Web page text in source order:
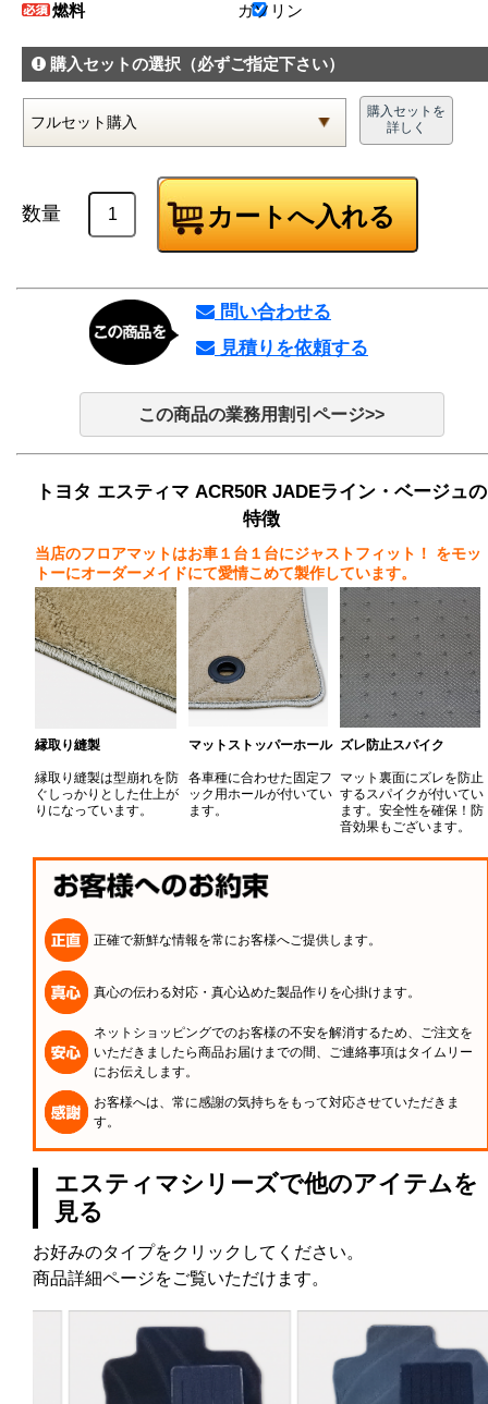
燃料
ガソリン
購入セットの選択 （必ずご指定下さい）
購入セットを
詳しく
数量
問い合わせる
見積りを依頼する
この商品の業務用割引ページ>>
トヨタ エスティマ ACR50R JADEライン・ベージュの
特徴
当店のフロアマットはお車１台１台にジャストフィット！
をモッ
トーにオーダーメイドにて愛情こめて製作しています。
縁取り縫製
縁取り縫製は型崩れを防
ぐしっかりとした仕上が
りになっています。
マットストッパーホール
各車種に合わせた固定フ
ック用ホールが付いてい
ます。
ズレ防止スパイク
マット裏面にズレを防止
するスパイクが付いてい
ます。安全性を確保！防
音効果もございます。
正確で新鮮な情報を常にお客様へご提供します。
真心の伝わる対応・真心込めた製品作りを心掛けます。
ネットショッピングでのお客様の不安を解消するため、ご注文を
いただきましたら商品お届けまでの間、ご連絡事項はタイムリー
にお伝えします。
お客様へは、常に感謝の気持ちをもって対応させていただきま
す。
エスティマシリーズで他のアイテムを
見る
お好みのタイプをクリックしてください。
商品詳細ページをご覧いただけます。